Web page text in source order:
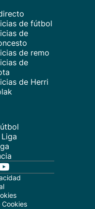
de fútbol
de
de remo
de
de Herri